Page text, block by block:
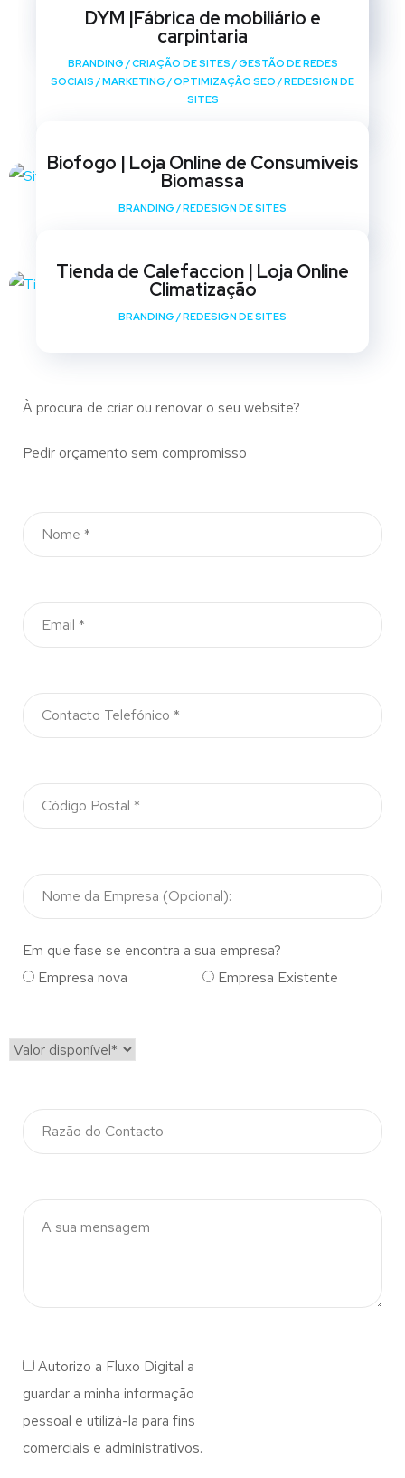
SITES
DYM |Fábrica de mobiliário e
carpintaria
BRANDING /CRIAÇÃO DE SITES /GESTÃO DE REDES
SOCIAIS /MARKETING /OPTIMIZAÇÃO SEO /REDESIGN DE
SITES
Biofogo | Loja Online de Consumíveis
Biomassa
BRANDING /REDESIGN DE SITES
Tienda de Calefaccion | Loja Online
Climatização
BRANDING /REDESIGN DE SITES
À procura de criar ou renovar o seu website?
Pedir orçamento sem compromisso
Em que fase se encontra a sua empresa?
Empresa nova
Empresa Existente
Autorizo a Fluxo Digital a
guardar a minha informação
pessoal e utilizá-la para fins
comerciais e administrativos.